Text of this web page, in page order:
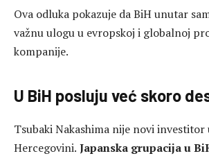
Ova odluka pokazuje da BiH unutar
važnu ulogu u evropskoj i globalnoj
kompanije.
U BiH posluju već skoro
Tsubaki Nakashima nije novi investitor
Hercegovini. Japanska grupacija u